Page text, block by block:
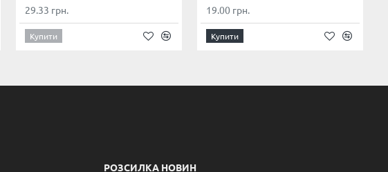
29.33 грн.
Купити
19.00 грн.
Купити
РОЗСИЛКА НОВИН